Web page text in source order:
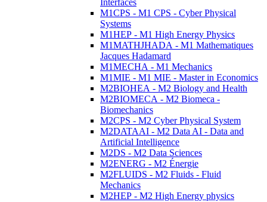
Interfaces
M1CPS - M1 CPS - Cyber Physical
Systems
M1HEP - M1 High Energy Physics
M1MATHJHADA - M1 Mathematiques
Jacques Hadamard
M1MECHA - M1 Mechanics
M1MIE - M1 MIE - Master in Economics
M2BIOHEA - M2 Biology and Health
M2BIOMECA - M2 Biomeca -
Biomechanics
M2CPS - M2 Cyber Physical System
M2DATAAI - M2 Data AI - Data and
Artificial Intelligence
M2DS - M2 Data Sciences
M2ENERG - M2 Énergie
M2FLUIDS - M2 Fluids - Fluid
Mechanics
M2HEP - M2 High Energy physics